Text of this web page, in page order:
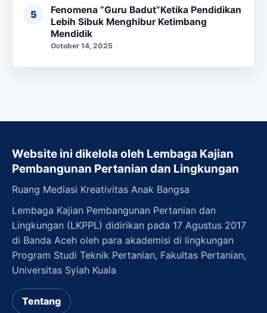
Fenomena “Guru Badut”Ketika Pendidikan
Lebih Sibuk Menghibur Ketimbang
Mendidik
October 14, 2025
Website ini dikelola oleh Lembaga Kajian
Pembangunan Pertanian dan Lingkungan
Ruang Mediasi Kreativitas Anak Bangsa
Lembaga Kajian Pembangunan Pertanian dan
Lingkungan (LKPPL) didirikan pada 17 Agustus 2017
di Banda Aceh oleh para akademisi di lingkungan
Program Studi Teknik Pertanian, Fakultas Pertanian,
Universitas Syiah Kuala
Tentang